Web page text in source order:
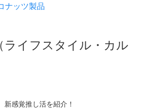
ナッツ製品
ライフスタイル・カル
新感覚推し活を紹介！